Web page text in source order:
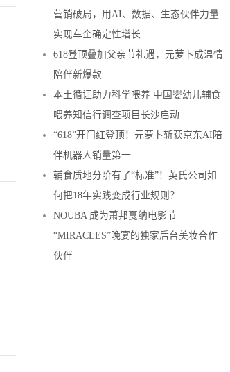
营销破局，用AI、数据、生态伙伴力量
实现车企确定性增长
618登顶叠加父亲节礼遇，元萝卜成温情
陪伴新爆款
本土循证助力科学喂养 中国婴幼儿辅食
喂养知信行调查项目长沙启动
“618”开门红登顶！元萝卜斩获京东AI陪
伴机器人销量第一
辅食质地分阶有了“标准”！英氏公司如
何把18年实践变成行业规则？
NOUBA 成为萧邦戛纳电影节
“MIRACLES”晚宴的独家后台美妆合作
伙伴